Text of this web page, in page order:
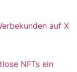
auf X
NFTs ein